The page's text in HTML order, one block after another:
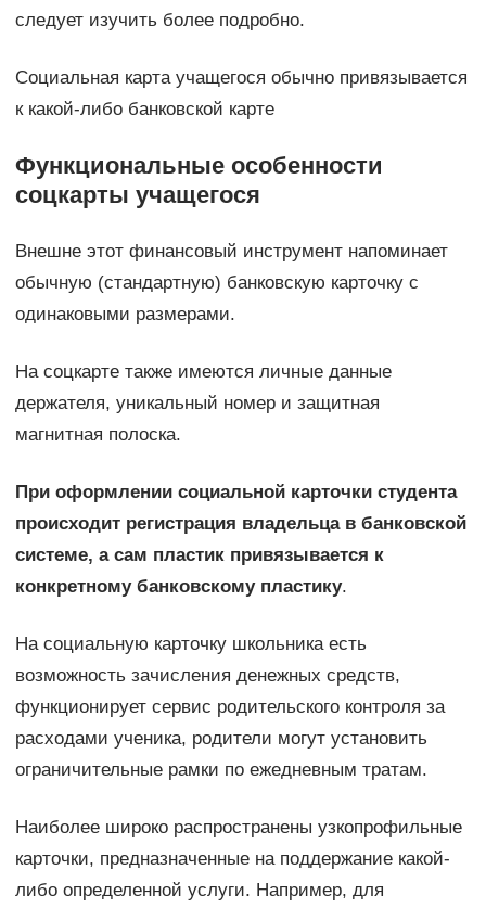
следует изучить более подробно.
Социальная карта учащегося обычно привязывается
к какой-либо банковской карте
Функциональные особенности
соцкарты учащегося
Внешне этот финансовый инструмент напоминает
обычную (стандартную) банковскую карточку с
одинаковыми размерами.
На соцкарте также имеются личные данные
держателя, уникальный номер и защитная
магнитная полоска.
При оформлении социальной карточки студента
происходит регистрация владельца в банковской
системе, а сам пластик привязывается к
конкретному банковскому пластику.
На социальную карточку школьника есть
возможность зачисления денежных средств,
функционирует сервис родительского контроля за
расходами ученика, родители могут установить
ограничительные рамки по ежедневным тратам.
Наиболее широко распространены узкопрофильные
карточки, предназначенные на поддержание какой-
либо определенной услуги. Например, для